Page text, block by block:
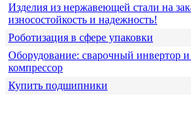
Изделия из нержавеющей стали на
износостойкость и надежность!
Роботизация в сфере упаковки
Оборудование: сварочный инвертор
компрессор
Купить подшипники